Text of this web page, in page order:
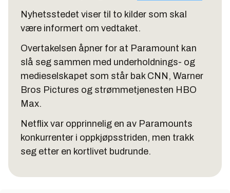
Nyhetsstedet viser til to kilder som skal
være informert om vedtaket.
Overtakelsen åpner for at Paramount kan
slå seg sammen med underholdnings- og
medieselskapet som står bak CNN, Warner
Bros Pictures og strømmetjenesten HBO
Max.
Netflix var opprinnelig en av Paramounts
konkurrenter i oppkjøpsstriden, men trakk
seg etter en kortlivet budrunde.